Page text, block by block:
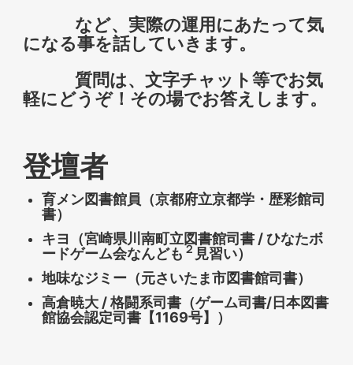
など、実際の運用にあたって気
になる事を話していきます。
質問は、文字チャット等でお気
軽にどうぞ！その場でお答えします。
登壇者
育メン図書館員（京都府立京都学・歴彩館司
書）
キヨ（宮崎県川南町立図書館司書 / ひなたボ
ードゲーム会なんども２見習い）
地味なジミー（元さいたま市図書館司書）
高倉暁大 / 格闘系司書（ゲーム司書/日本図書
館協会認定司書【1169号】）